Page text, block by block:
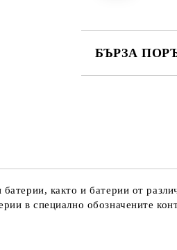
БЪРЗА
както и батерии от
в специално обозначените